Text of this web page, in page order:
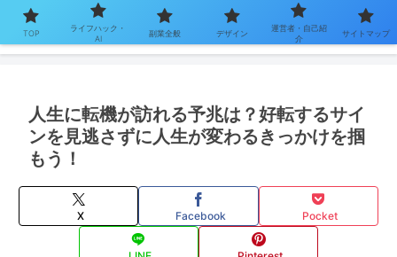
人生に転機が訪れる予兆は？好転するサイ
ンを見逃さずに人生が変わるきっかけを掴
もう！
X Facebook Pocket
TOP
ライフハック・
AI
副業全般 デザイン
運営者・自己紹
介
サイトマップ